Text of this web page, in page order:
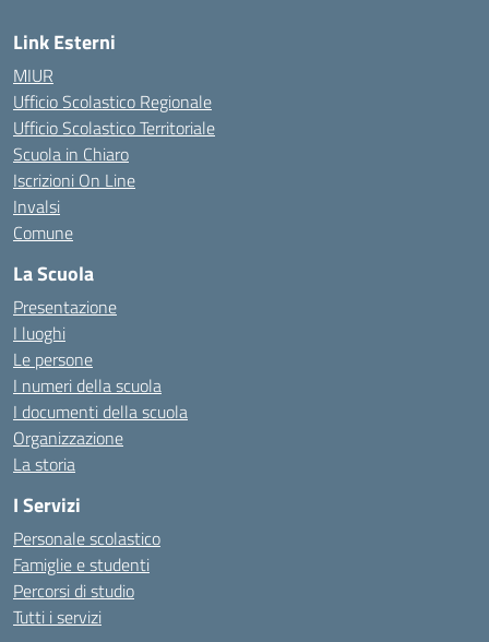
Link Esterni
MIUR
Ufficio Scolastico Regionale
Ufficio Scolastico Territoriale
Scuola in Chiaro
Iscrizioni On Line
Invalsi
Comune
La Scuola
Presentazione
I luoghi
Le persone
I numeri della scuola
I documenti della scuola
Organizzazione
La storia
I Servizi
Personale scolastico
Famiglie e studenti
Percorsi di studio
Tutti i servizi